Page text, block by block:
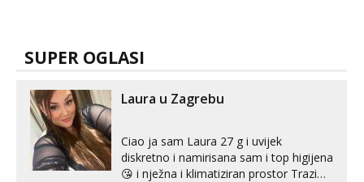
SUPER OGLASI
Laura u Zagrebu
Ciao ja sam Laura 27 g i uvijek
diskretno i namirisana sam i top higijena
😘 i nježna i klimatiziran prostor Trazim